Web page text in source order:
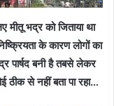
मीतू भद्र को जिताया था
के कारण लोगों का
पार्षद बनी है तबसे लेकर
ठीक से नहीं बता पा रहा…